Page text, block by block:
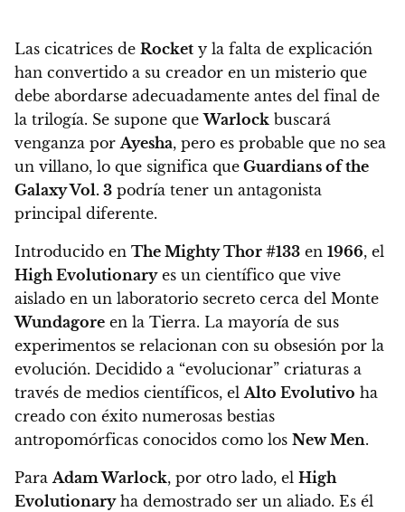
Las cicatrices de Rocket y la falta de explicación
han convertido a su creador en un misterio que
debe abordarse adecuadamente antes del final de
la trilogía. Se supone queWarlock buscará
venganza porAyesha, pero es probable que no sea
un villano, lo que significa que Guardians of the
Galaxy Vol. 3 podría tener un antagonista
principal diferente.
Introducido en The Mighty Thor #133 en 1966, el
High Evolutionaryes un científico que vive
aislado en un laboratorio secreto cerca del Monte
Wundagore en la Tierra. La mayoría de sus
experimentos se relacionan con su obsesión por la
evolución. Decidido a “evolucionar” criaturas a
través de medios científicos, elAlto Evolutivo ha
creado con éxito numerosas bestias
antropomórficas conocidos como los New Men.
ParaAdam Warlock, por otro lado, el High
Evolutionaryha demostrado ser un aliado. Es él